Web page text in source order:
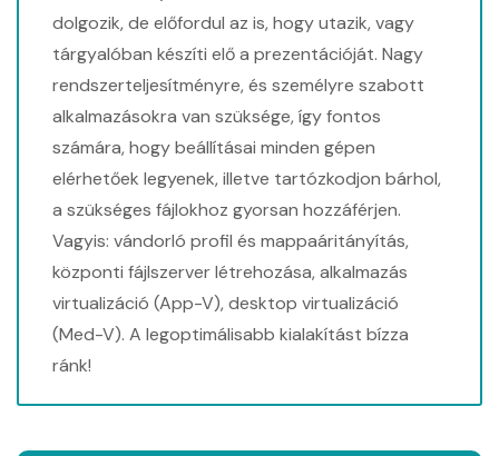
dolgozik, de előfordul az is, hogy utazik, vagy
tárgyalóban készíti elő a prezentációját. Nagy
rendszerteljesítményre, és személyre szabott
alkalmazásokra van szüksége, így fontos
számára, hogy beállításai minden gépen
elérhetőek legyenek, illetve tartózkodjon bárhol,
a szükséges fájlokhoz gyorsan hozzáférjen.
Vagyis: vándorló profil és mappaáritányítás,
központi fájlszerver létrehozása, alkalmazás
virtualizáció (App-V), desktop virtualizáció
(Med-V). A legoptimálisabb kialakítást bízza
ránk!